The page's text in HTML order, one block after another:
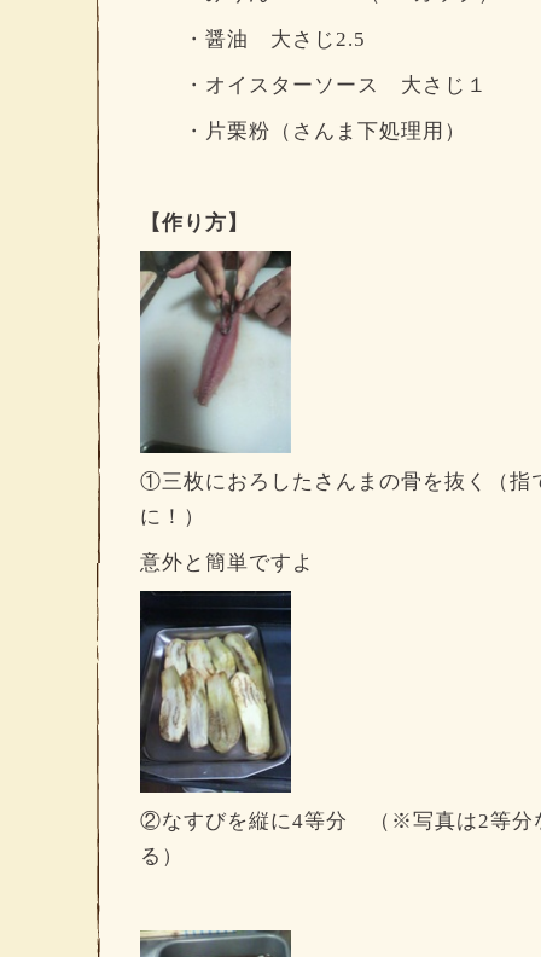
・醤油 大さじ2.5
・オイスターソース 大さじ１
・片栗粉（さんま下処理用）
【作り方】
①三枚におろしたさんまの骨を抜く（指
に！）
意外と簡単ですよ
②なすびを縦に4等分 （※写真は2等分
る）